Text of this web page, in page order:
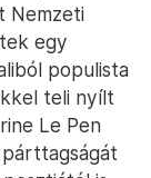
Nemzeti
egy
populista
teli nyílt
Le Pen